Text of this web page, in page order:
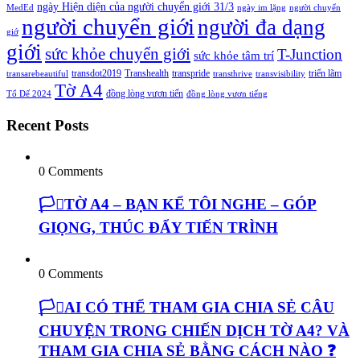
MedEd ngày Hiện diện của người chuyển giới 31/3 ngày im lặng người chuyển
giớ người chuyển giới người đa dạng
giới sức khỏe chuyển giới sức khỏe tâm trí T-Junction
transarebeautiful transdot2019 Transhealth transpride transthrive transvisibility triển lãm
Tổ Dế 2024 Tờ A4 đồng lòng vươn tiến đồng lòng vươn tiếng
Recent Posts
0 Comments
🏳️‍⚧️TỜ A4 – BẠN KỂ TÔI NGHE – GÓP
GIỌNG, THÚC ĐẨY TIẾN TRÌNH
0 Comments
🏳️‍⚧️AI CÓ THỂ THAM GIA CHIA SẺ CÂU
CHUYỆN TRONG CHIẾN DỊCH TỜ A4? VÀ
THAM GIA CHIA SẺ BẰNG CÁCH NÀO ❓